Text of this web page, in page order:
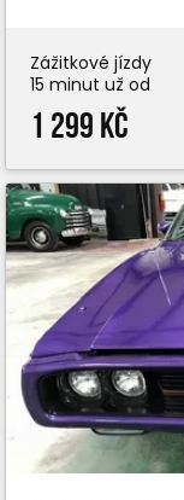
Zážitkové jízdy
15 minut už od
1 299 Kč